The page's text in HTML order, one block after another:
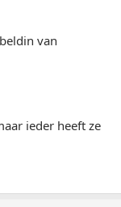
van
ieder heeft ze